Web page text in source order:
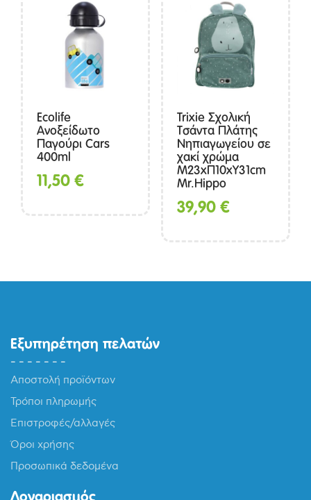
Ecolife
Ανοξείδωτο
Παγούρι Cars
400ml
11,50€
Trixie Σχολική
Τσάντα Πλάτης
Νηπιαγωγείου σε
χακί χρώμα
Μ23xΠ10xΥ31cm
Mr.Hippo
39,90€
Εξυπηρέτηση πελατών
Αποστολή προϊόντων
Τρόποι πληρωμής
Επιστροφές/αλλαγές
Όροι χρήσης
Προσωπικά δεδομένα